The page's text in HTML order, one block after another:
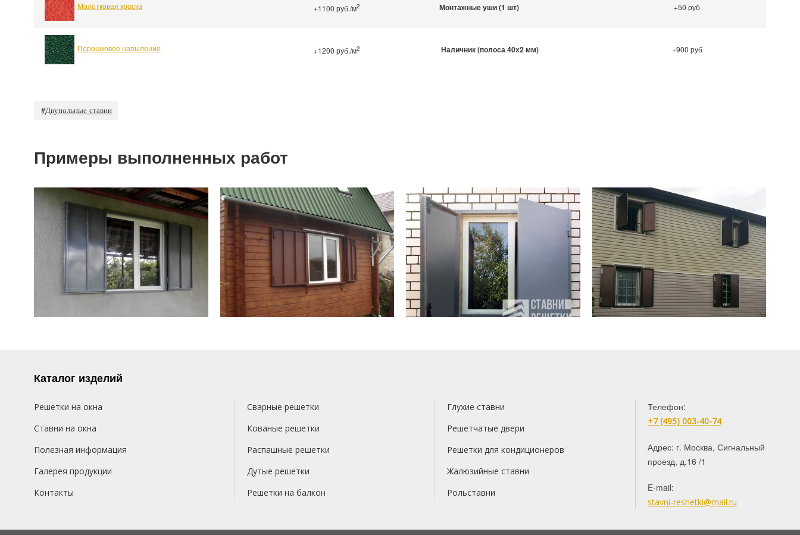
Молотковая краска +1100 руб./м2 Монтажные уши (1 шт) +50 руб
Порошковое напыление +1200 руб./м2 Наличник (полоса 40х2 мм) +900 руб
#Двупольные ставни
Примеры выполненных работ
Каталог изделий
Решетки на окна
Ставни на окна
Полезная информация
Галерея продукции
Контакты
Сварные решетки
Кованые решетки
Распашные решетки
Дутые решетки
Решетки на балкон
Глухие ставни
Решетчатые двери
Решетки для кондиционеров
Жалюзийные ставни
Рольставни
Телефон:
+7 (495) 003-40-74
Адрес: г. Москва, Сигнальный
проезд, д.16 /1
E-mail:
stavni-reshetki@mail.ru